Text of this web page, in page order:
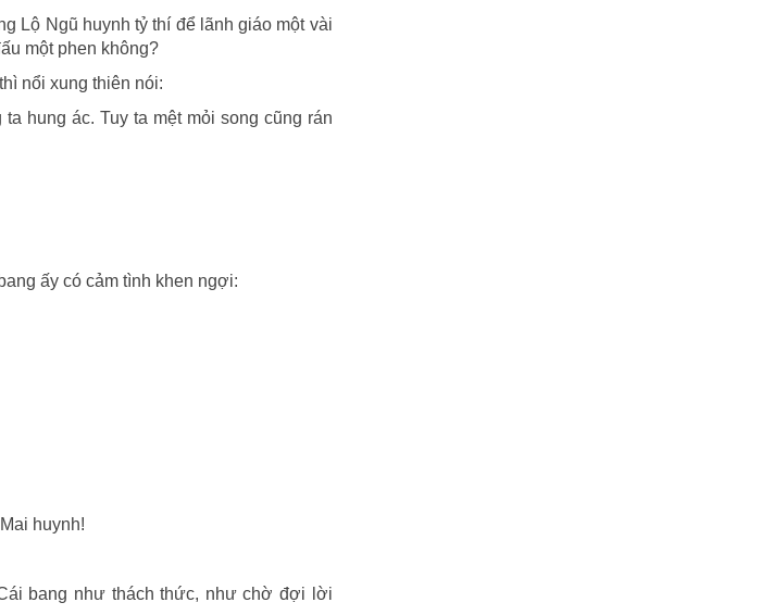
Lộ Ngũ huynh tỷ thí để lãnh giáo một vài
một phen không?
nổi xung thiên nói:
hung ác. Tuy ta mệt mỏi song cũng rán
ấy có cảm tình khen ngợi:
huynh!
bang như thách thức, như chờ đợi lời